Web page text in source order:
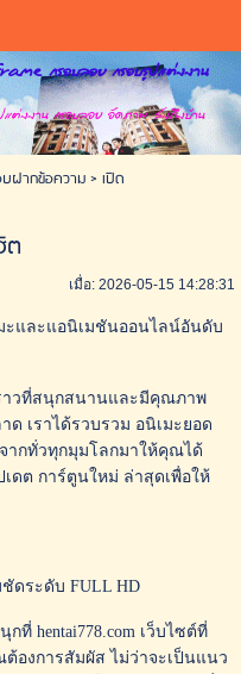
กรอบลอย กรอบรูปแต่งงาน
ต่งงาน กรอบลอย อัดภาพ ส่งถึงบ้าน
ฝากข้อความ> เปิด
ต
เมื่อ: 2026-05-15 14:28:31
มะและแอนิเมชันออนไลน์อันดับ
าวที่สนุกสนานและมีคุณภาพ
ด เราได้รวบรวม อนิเมะยอด
กทั่วทุกมุมโลกมาให้คุณได้
ดต การ์ตูนใหม่ ล่าสุดเพื่อให้
ดระดับ FULL HD
ที่ hentai778.com เว็บไซต์ที่
องการสัมผัส ไม่ว่าจะเป็นแนว